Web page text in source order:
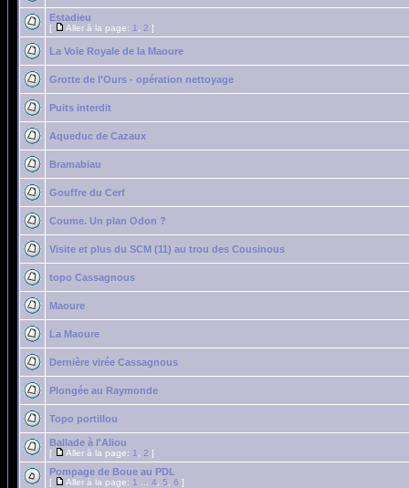
Estadieu
[ Aller à la page: 1 2 ]
La Voie Royale de la Maoure
Grotte de l'Ours - opération nettoyage
Puits interdit
Aqueduc de Cazaux
Bramabiau
Gouffre du Cerf
Coume. Un plan Odon ?
Visite et plus du SCM (11) au trou des Cousinous
topo Cassagnous
Maoure
La Maoure
Dernière virée Cassagnous
Plongée au Raymonde
Topo portillou
Ballade à l'Aliou
[ Aller à la page: 1 2 ]
Pompage de Boue au PDL
[ Aller à la page: 1 4 5 6 ]